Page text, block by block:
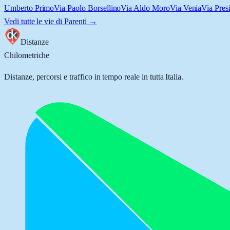
Umberto PrimoVia Paolo BorsellinoVia Aldo MoroVia VeniaVia
Vedi tutte le vie di Parenti →
Distanze
Chilometriche
Distanze, percorsi e traffico in tempo reale in tutta Italia.